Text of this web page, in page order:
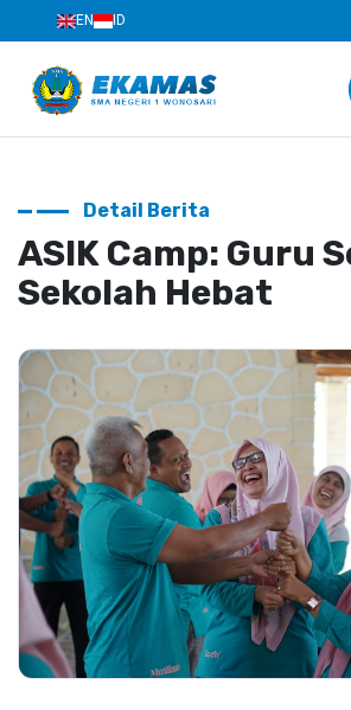
EN ID
Detail Berita
ASIK Camp: Guru
Sekolah Hebat